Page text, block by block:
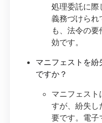
処理委託に際
義務づけられ
も、法令の
効です。
マニフェストを
ですか？
マニフェスト
すが、紛失し
要です。電子